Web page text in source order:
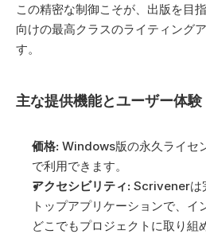
この精密な制御こそが、出版を目
向けの最高クラスのライティング
す。
主な提供機能とユーザー体験
価格: Windows版の永久ライセ
で利用できます。
アクセシビリティ: Scrivenerは
トップアプリケーションで、イ
どこでもプロジェクトに取り組